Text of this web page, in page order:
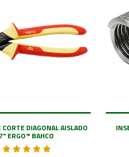
CORTE DIAGONAL AISLADO
7" ERGO™ BAHCO